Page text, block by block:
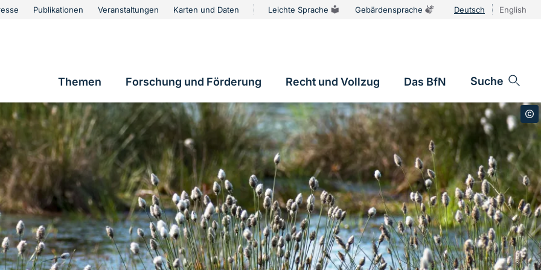
Publikationen Veranstaltungen Karten und Daten Leichte Sprache Gebärdensprache Deutsch English
Hauptnavigation
Themen Forschung und Förderung Recht und Vollzug Das BfN Suche